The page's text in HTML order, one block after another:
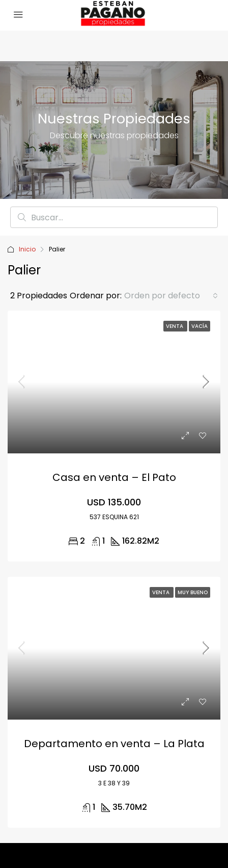
Nuestras Propiedades
Descubre nuestras propiedades
Inicio Palier
Palier
2 Propiedades Ordenar por: Orden por defecto
VENTA VACÍA
Casa en venta – El Pato
USD 135.000
537 ESQUINA 621
2 1 162.82M2
VENTA MUY BUENO
Departamento en venta – La Plata
USD 70.000
3 E 38 Y 39
1 35.70M2